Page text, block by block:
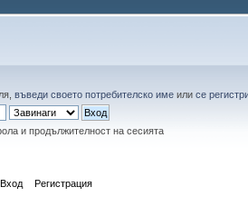
въведи своето потребителско име илисе
и продължителност на сесията
Вход Регистрация